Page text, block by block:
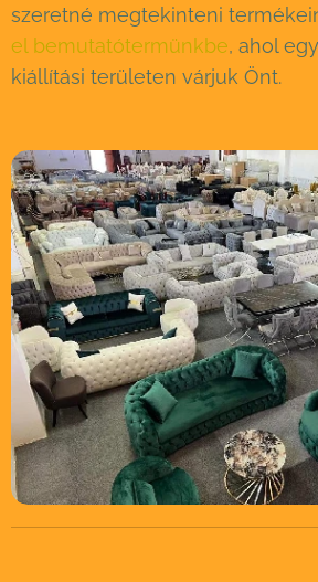
szeretné megtekinteni
el bemutatótermünkbe, ahol egy
kiállítási területen várjuk Önt.